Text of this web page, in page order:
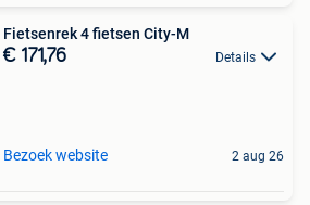
Fietsenrek 4 fietsen City-M
€ 171,76 Details
Bezoek website 2 aug 26